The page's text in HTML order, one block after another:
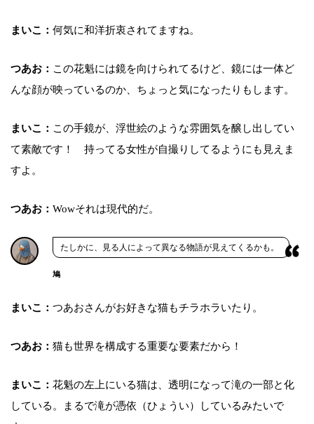
まいこ： 何気に和洋折衷されてますね。
つあお： この花魁には鏡を向けられてるけど、鏡には一体ど
んな顔が映っているのか、ちょっと気になったりもします。
まいこ： この手鏡が、浮世絵のような雰囲気を醸し出してい
て素敵です！ 持ってる女性が自撮りしてるようにも見えま
すよ。
つあお： Wowそれは現代的だ。
たしかに、見る人によって異なる物語が見えてくるかも。
鳩
まいこ： つあおさんがお好きな猫もチラホラいたり。
つあお： 猫も世界を構成する重要な要素だから！
まいこ： 花魁の左上にいる猫は、透明になって滝の一部と化
している。まるで滝が憑依（ひょうい）しているみたいで